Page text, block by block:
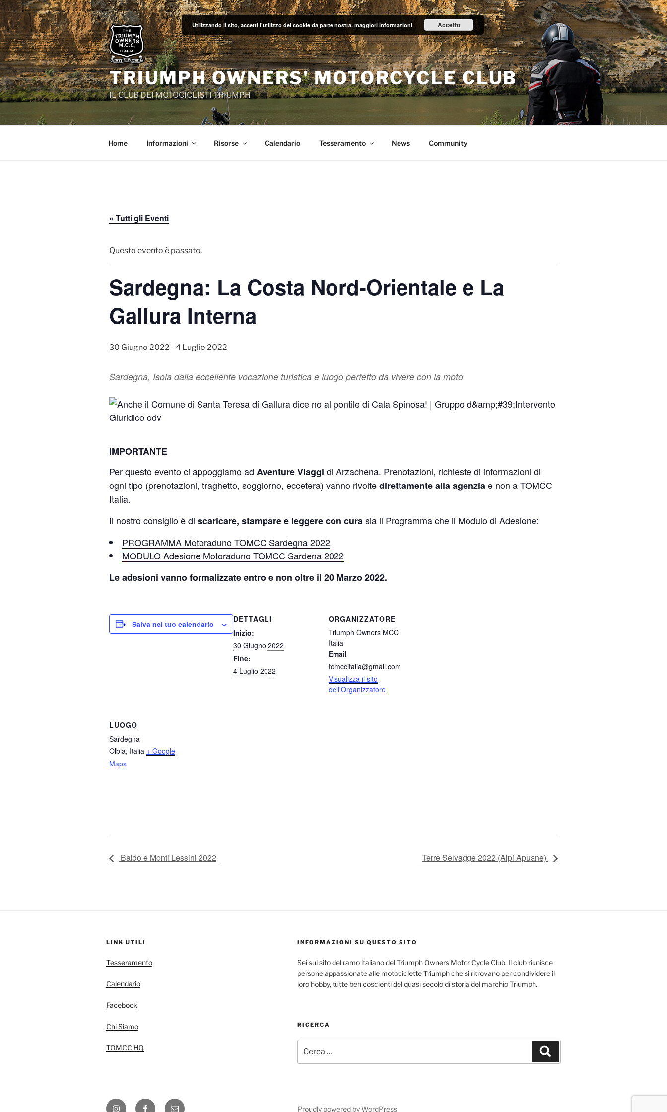
Salta
al
contenuto
TRIUMPH OWNERS' MOTORCYCLE CLUB
IL CLUB DEI MOTOCICLISTI TRIUMPH
Home Informazioni Risorse Calendario Tesseramento News Community
« Tutti gli Eventi
Questo evento è passato.
Sardegna: La Costa Nord-Orientale e La
Gallura Interna
30 Giugno 2022 - 4 Luglio 2022
Sardegna, Isola dalla eccellente vocazione turistica e luogo perfetto da vivere con la moto
IMPORTANTE
Per questo evento ci appoggiamo ad Aventure Viaggi di Arzachena. Prenotazioni, richieste di informazioni di
ogni tipo (prenotazioni, traghetto, soggiorno, eccetera) vanno rivoltedirettamente alla agenziae non a TOMCC
Italia.
Il nostro consiglio è di scaricare, stampare e leggere con curasia il Programma che il Modulo di Adesione:
PROGRAMMA Motoraduno TOMCC Sardegna 2022
MODULO Adesione Motoraduno TOMCC Sardena 2022
Le adesioni vanno formalizzate entro e non oltre il 20 Marzo 2022.
Salva nel tuo calendario
DETTAGLI
Inizio:
30 Giugno 2022
Fine:
4 Luglio 2022
ORGANIZZATORE
Triumph Owners MCC
Italia
Email
tomccitalia@gmail.com
Visualizza il sito
dell'Organizzatore
LUOGO
Sardegna
Olbia, Italia + Google
Maps
Baldo e Monti Lessini 2022 Terre Selvagge 2022 (Alpi Apuane)
LINK UTILI
Tesseramento
Calendario
Facebook
Chi Siamo
TOMCC HQ
INFORMAZIONI SU QUESTO SITO
Sei sul sito del ramo italiano del Triumph Owners Motor Cycle Club. Il club riunisce
persone appassionate alle motociclette Triumph che si ritrovano per condividere il
loro hobby, tutte ben coscienti del quasi secolo di storia del marchio Triumph.
RICERCA
InstagramFacebook
E- Proudly powered by WordPress
Utilizzando il sito, accetti l'utilizzo dei cookie da parte nostra. maggiori informazioni Accetto